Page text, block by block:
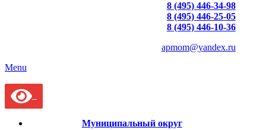
8 (495) 446-34-98
8 (495) 446-25-05
8 (495) 446-10-36
apmom@yandex.ru
Menu
Муниципальный округ